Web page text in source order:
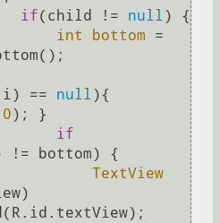
if(child != null) {
int
bottom
=
== null){
0); }
if
!= bottom) {
TextView